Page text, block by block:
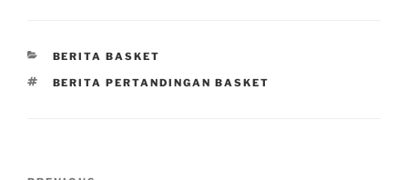
CATEGORIES
BERITA BASKET
TAGS
BERITA PERTANDINGAN BASKET